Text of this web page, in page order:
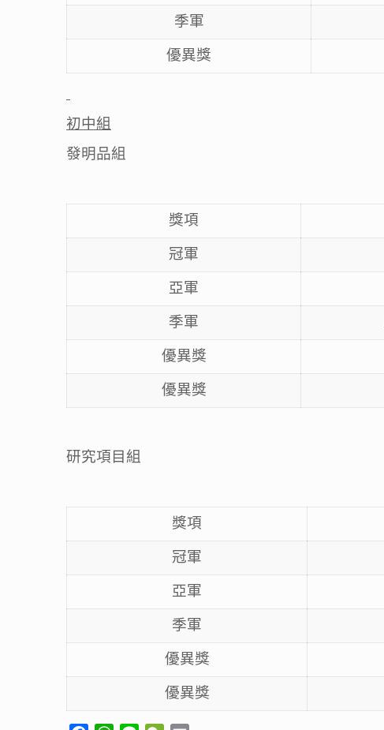
季軍
優異獎
初中組
發明品組
獎項
冠軍
亞軍
季軍
優異獎
優異獎
研究項目組
獎項
冠軍
亞軍
季軍
優異獎
優異獎